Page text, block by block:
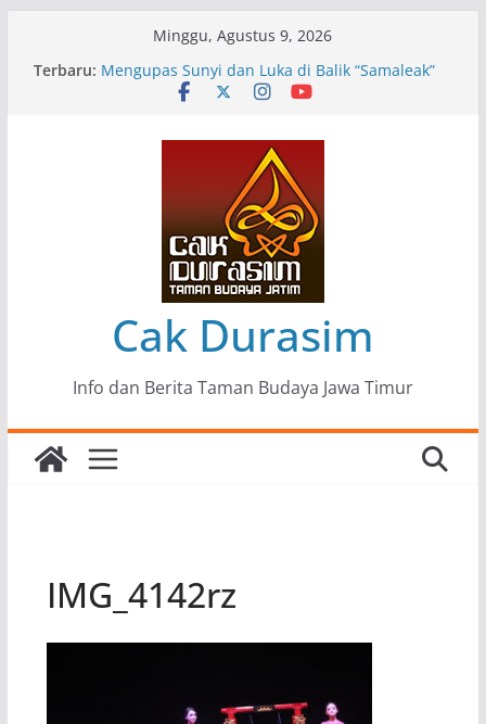
Minggu, Agustus 9, 2026
Terbaru: Pameran Lukisan Komunitas Patria Seni Rupa
Kota Blitar : Ketika “Bergerak” Menjadi Mantra
Mengupas Sunyi dan Luka di Balik “Samaleak”
Menjaga Marwah Seni dan Budaya: Catatan
Kunjungan Kerja Ir. Bambang Haryo Soekartono
(BHS) Anggota DPR RI ke Taman Budaya Jawa
Pameran Tunggal 35 Karya Agus Koecink
“Tumbang Tambang”, Ungkapan Kritis Tentang
Derita Pekerja Pertambangan
Cak Durasim
Info dan Berita Taman Budaya Jawa Timur
IMG_4142rz